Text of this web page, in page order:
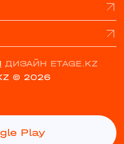
ДИЗАЙН ETAGE.KZ
© 2026
Play